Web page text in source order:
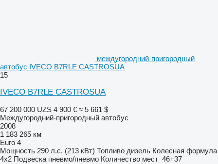
междугородний-пригородный
автобус IVECO B7RLE CASTROSUA
15
IVECO B7RLE CASTROSUA
67 200 000 UZS 4 900 € ≈ 5 661 $
Междугородний-пригородный автобус
2008
1 183 265 км
Euro 4
Мощность 290 л.с. (213 кВт) Топливо дизель Колесная формула
4x2 Подвеска пневмо/пневмо Количество мест 46+37